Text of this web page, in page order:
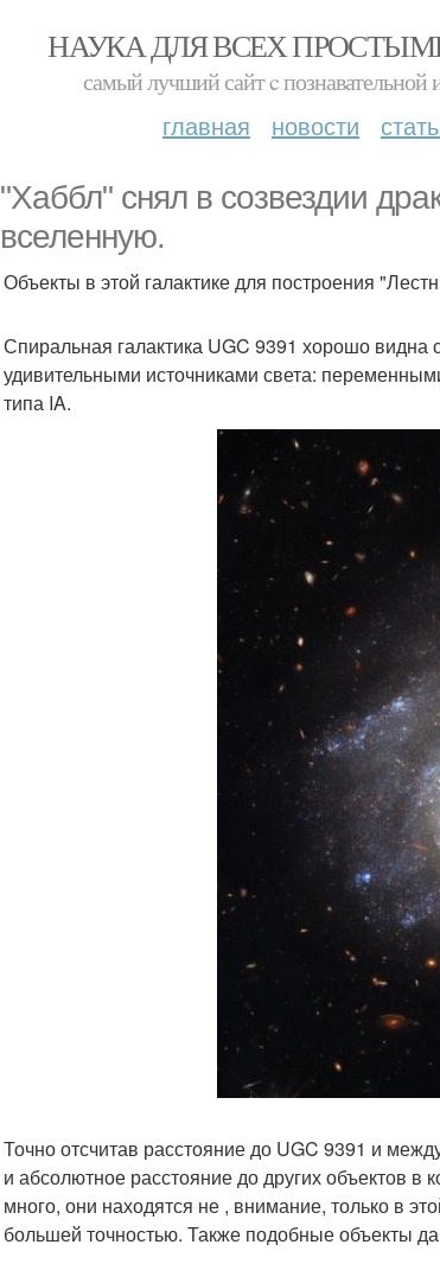
НАУКА ДЛЯ ВСЕХ
самый лучший сайт c
главная новости
"Хаббл" снял в созвездии
вселенную.
Объекты в этой галактике для построения
Спиральная галактика UGC 9391 хорошо
удивительными источниками света:
типа IA.
Точно отсчитав расстояние до UGC 9391 и
и абсолютное расстояние до других объектов
много, они находятся не , внимание, только в
большей точностью. Также подобные объекты